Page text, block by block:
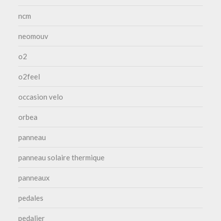
ncm
neomouv
o2
o2feel
occasion velo
orbea
panneau
panneau solaire thermique
panneaux
pedales
pedalier